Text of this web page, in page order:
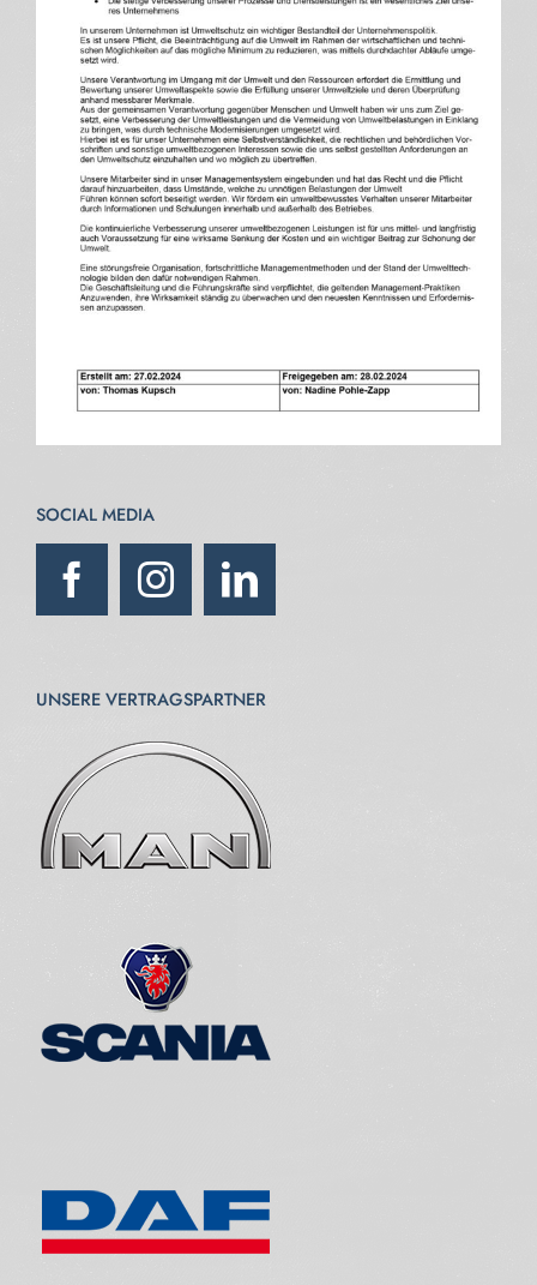
SOCIAL MEDIA
UNSERE VERTRAGSPARTNER